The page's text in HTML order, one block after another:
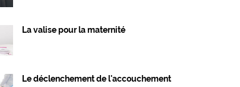
La valise pour la maternité
Le déclenchement de l'accouchement